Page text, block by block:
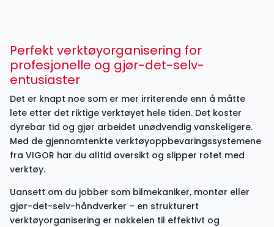
Perfekt verktøyorganisering for
profesjonelle og gjør-det-selv-
entusiaster
Det er knapt noe som er mer irriterende enn å måtte
lete etter det riktige verktøyet hele tiden. Det koster
dyrebar tid og gjør arbeidet unødvendig vanskeligere.
Med de gjennomtenkte verktøyoppbevaringssystemene
fra VIGOR har du alltid oversikt og slipper rotet med
verktøy.
Uansett om du jobber som bilmekaniker, montør eller
gjør-det-selv-håndverker – en strukturert
verktøyorganisering er nøkkelen til effektivt og